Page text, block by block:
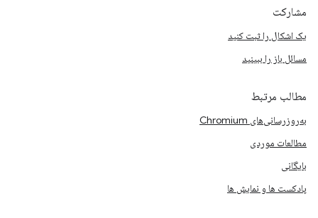
مشارکت
یک اشکال را ثبت کنید
مسائل باز را ببینید
مطالب مرتبط
به‌روزرسانی‌های Chromium
مطالعات موردی
بایگانی
پادکست ها و نمایش ها